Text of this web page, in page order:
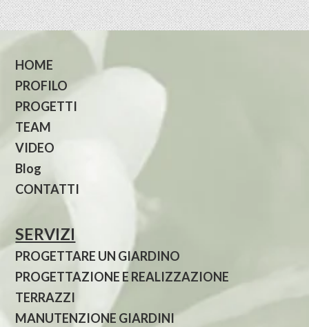
HOME
PROFILO
PROGETTI
TEAM
VIDEO
Blog
CONTATTI
SERVIZI
PROGETTARE UN GIARDINO
PROGETTAZIONE E REALIZZAZIONE
TERRAZZI
MANUTENZIONE GIARDINI